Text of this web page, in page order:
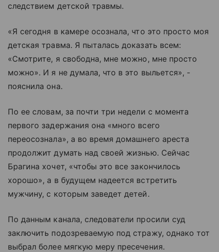
следствием детской травмы.
«Я сегодня в камере осознала, что это просто моя
детская травма. Я пыталась доказать всем:
«Смотрите, я свободна, мне можно, мне просто
можно». И я не думала, что в это выльется», -
пояснила она.
По ее словам, за почти три недели с момента
первого задержания она «много всего
переосознала», а во время домашнего ареста
продолжит думать над своей жизнью. Сейчас
Брагина хочет, «чтобы это все закончилось
хорошо», а в будущем надеется встретить
мужчину, с которым заведет детей.
По данным канала, следователи просили суд
заключить подозреваемую под стражу, однако тот
выбрал более мягкую меру пресечения.